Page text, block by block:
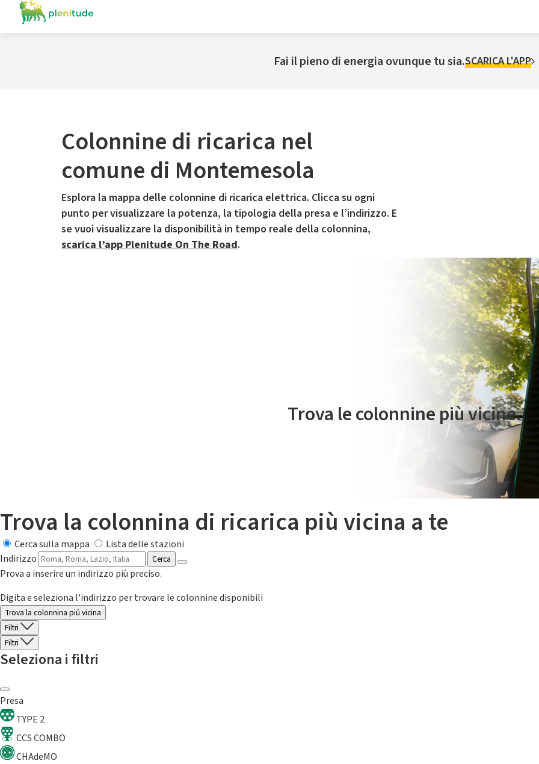
Fai il pieno di energia ovunque tu sia.SCARICA L'APP
Colonnine di ricarica nel
comune di Montemesola
Esplora la mappa delle colonnine di ricarica elettrica. Clicca su ogni
punto per visualizzare la potenza, la tipologia della presa e l’indirizzo. E
se vuoi visualizzare la disponibilità in tempo reale della colonnina,
scarica l’app Plenitude On The Road.
Il servizio di mobilità elettrica è gestito da Plenitude On The Road
Trova le colonnine più vicine.
Trova la colonnina di ricarica più vicina a te
Cerca sulla mappa
Lista delle stazioni
Indirizzo
Cerca
Prova a inserire un indirizzo più preciso.
Digita e seleziona l'indirizzo per trovare le colonnine disponibili
Trova la colonnina piú vicina
Filtri
Filtri
Seleziona i filtri
Presa
TYPE 2
CCS COMBO
CHAdeMO